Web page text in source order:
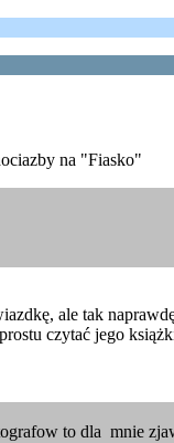
na "Fiasko"
ale tak
czytać jego
to dla mnie